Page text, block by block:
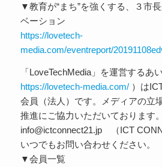
▼教育が“まち”を強くする、３市
ベーション
https://lovetech-
media.com/eventreport/
「LoveTechMedia」を運営するあ
https://lovetech-media.com/）は
会員（法人）です。メディアの立
推進にご協力いただいております
info@ictconnect21.jp （ICT
いつでもお問い合わせください。
▼会員一覧